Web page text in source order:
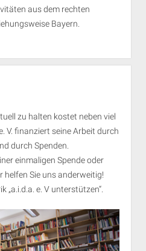
aus dem rechten
Bayern.
zu halten kostet neben viel
V. finanziert seine Arbeit durch
durch Spenden.
einmaligen Spende oder
Sie uns anderweitig!
„a.i.d.a. e. V unterstützen“.